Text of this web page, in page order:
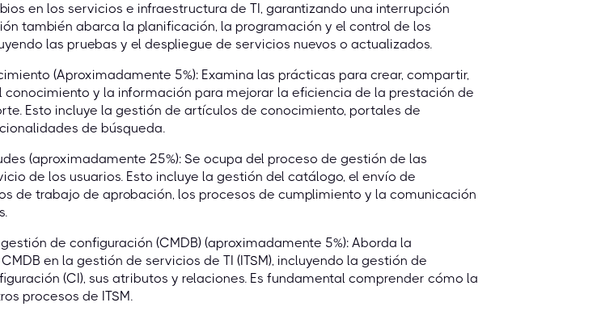
en los servicios e infraestructura de TI, garantizando una interrupción
también abarca la planificación, la programación y el control de los
las pruebas y el despliegue de servicios nuevos o actualizados.
(Aproximadamente 5%): Examina las prácticas para crear, compartir,
conocimiento y la información para mejorar la eficiencia de la prestación de
Esto incluye la gestión de artículos de conocimiento, portales de
de búsqueda.
(aproximadamente 25%): Se ocupa del proceso de gestión de las
de los usuarios. Esto incluye la gestión del catálogo, el envío de
de trabajo de aprobación, los procesos de cumplimiento y la comunicación
de configuración (CMDB) (aproximadamente 5%): Aborda la
en la gestión de servicios de TI (ITSM), incluyendo la gestión de
(CI), sus atributos y relaciones. Es fundamental comprender cómo la
procesos de ITSM.